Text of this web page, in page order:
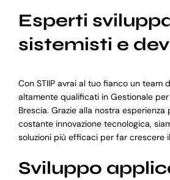
Esperti
sistemisti e
Con STIIP avrai al tuo fianco un team
altamente qualificati in Gestionale
Brescia. Grazie alla nostra esperienza
costante innovazione tecnologica,
soluzioni più efficaci per far crescere
Sviluppo